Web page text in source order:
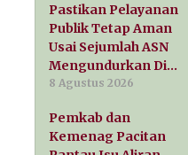
Pastikan Pelayanan
Publik Tetap Aman
Usai Sejumlah ASN
Mengundurkan Di…
8 Agustus 2026
Pemkab dan
Kemenag Pacitan